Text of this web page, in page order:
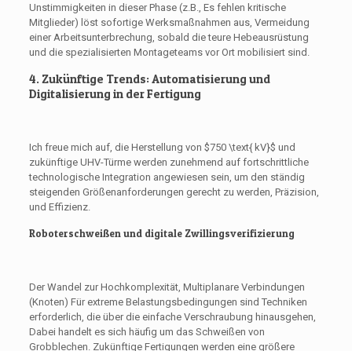
Unstimmigkeiten in dieser Phase (z.B., Es fehlen kritische
Mitglieder) löst sofortige Werksmaßnahmen aus, Vermeidung
einer Arbeitsunterbrechung, sobald die teure Hebeausrüstung
und die spezialisierten Montageteams vor Ort mobilisiert sind.
4. Zukünftige Trends: Automatisierung und
Digitalisierung in der Fertigung
Ich freue mich auf, die Herstellung von $750 \text{ kV}$ und
zukünftige UHV-Türme werden zunehmend auf fortschrittliche
technologische Integration angewiesen sein, um den ständig
steigenden Größenanforderungen gerecht zu werden, Präzision,
und Effizienz.
Roboterschweißen und digitale Zwillingsverifizierung
Der Wandel zur Hochkomplexität, Multiplanare Verbindungen
(Knoten) Für extreme Belastungsbedingungen sind Techniken
erforderlich, die über die einfache Verschraubung hinausgehen,
Dabei handelt es sich häufig um das Schweißen von
Grobblechen. Zukünftige Fertigungen werden eine größere